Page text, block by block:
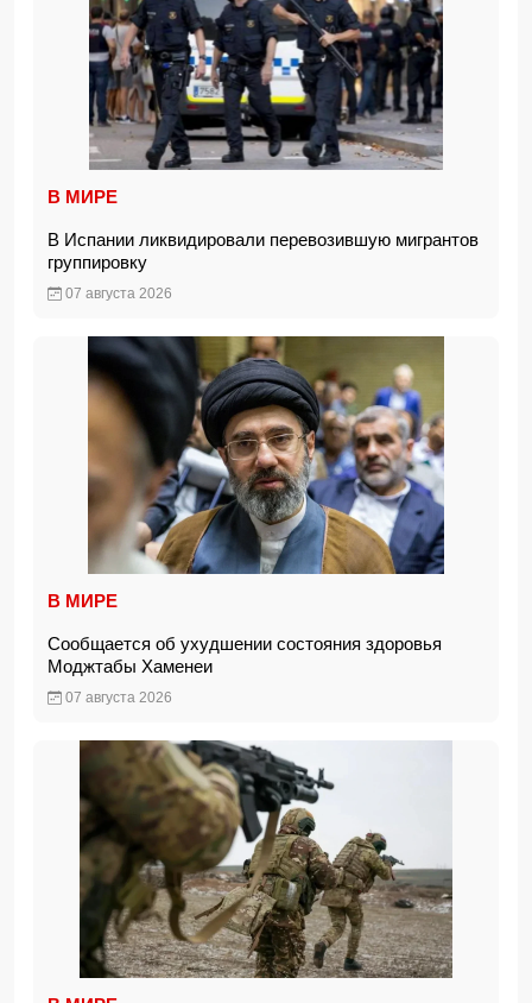
В МИРЕ
В Испании ликвидировали перевозившую мигрантов
группировку
07 августа 2026
В МИРЕ
Сообщается об ухудшении состояния здоровья
Моджтабы Хаменеи
07 августа 2026